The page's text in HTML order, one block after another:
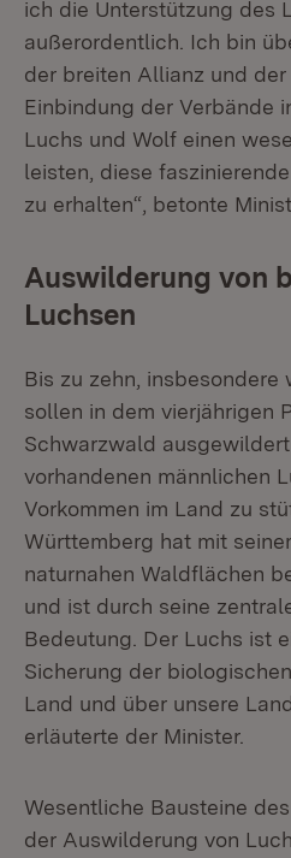
ich die Unterstützung des
außerordentlich. Ich bin
der breiten Allianz und
Einbindung der Verbände
Luchs und Wolf einen
leisten, diese
zu erhalten“, betonte
Auswilderung von
Luchsen
Bis zu zehn, insbesondere
sollen in dem vierjährigen
Schwarzwald
vorhandenen männlichen
Vorkommen im Land zu
Württemberg hat mit
naturnahen Waldflächen
und ist durch seine
Bedeutung. Der Luchs ist
Sicherung der
Land und über unsere
erläuterte der Minister.
Wesentliche Bausteine
der Auswilderung von